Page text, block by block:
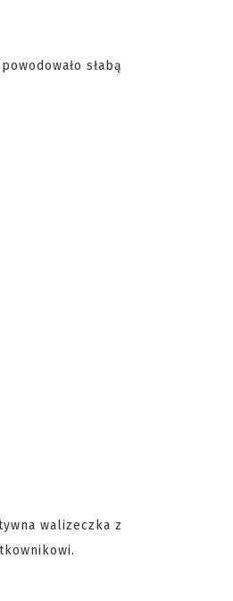
słabą
walizeczka z